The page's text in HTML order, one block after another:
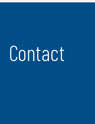
Contact